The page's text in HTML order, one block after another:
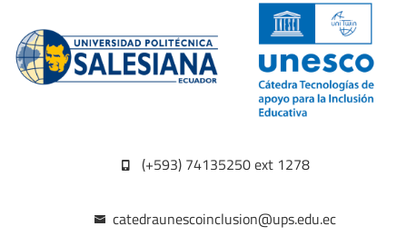
(+593) 74135250 ext 1278
catedraunescoinclusion@ups.edu.ec